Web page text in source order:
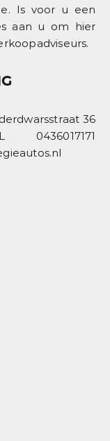
Is voor u een
aan u om hier
36
0436017171